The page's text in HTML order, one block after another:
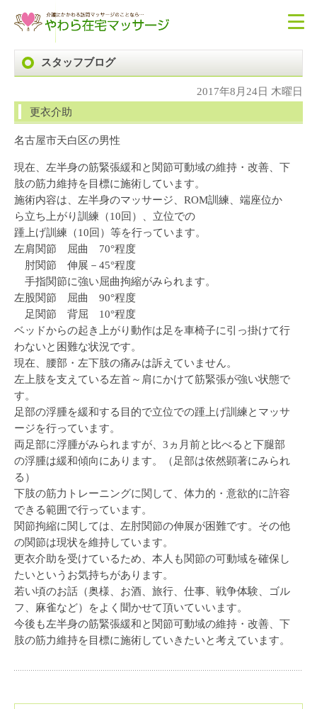
スタッフブログ
2017年8月24日 木曜日
更衣介助
名古屋市天白区の男性
現在、左半身の筋緊張緩和と関節可動域の維持・改善、下
肢の筋力維持を目標に施術しています。
施術内容は、左半身のマッサージ、ROM訓練、端座位か
ら立ち上がり訓練（10回）、立位での
踵上げ訓練（10回）等を行っています。
左肩関節 屈曲 70°程度
肘関節 伸展－45°程度
手指関節に強い屈曲拘縮がみられます。
左股関節 屈曲 90°程度
足関節 背屈 10°程度
ベッドからの起き上がり動作は足を車椅子に引っ掛けて行
わないと困難な状況です。
現在、腰部・左下肢の痛みは訴えていません。
左上肢を支えている左首～肩にかけて筋緊張が強い状態で
す。
足部の浮腫を緩和する目的で立位での踵上げ訓練とマッサ
ージを行っています。
両足部に浮腫がみられますが、3ヵ月前と比べると下腿部
の浮腫は緩和傾向にあります。（足部は依然顕著にみられ
る）
下肢の筋力トレーニングに関して、体力的・意欲的に許容
できる範囲で行っています。
関節拘縮に関しては、左肘関節の伸展が困難です。その他
の関節は現状を維持しています。
更衣介助を受けているため、本人も関節の可動域を確保し
たいというお気持ちがあります。
若い頃のお話（奥様、お酒、旅行、仕事、戦争体験、ゴル
フ、麻雀など）をよく聞かせて頂いていいます。
今後も左半身の筋緊張緩和と関節可動域の維持・改善、下
肢の筋力維持を目標に施術していきたいと考えています。